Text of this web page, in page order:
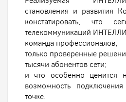
становления и развития
констатировать, что
телекоммуникаций
команда профессионалов;
только проверенные
тысячи абонентов сети;
и что особенно ценится
возможность
точке.